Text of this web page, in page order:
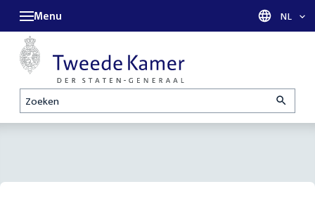
Zoeken
Menu Taal
NL